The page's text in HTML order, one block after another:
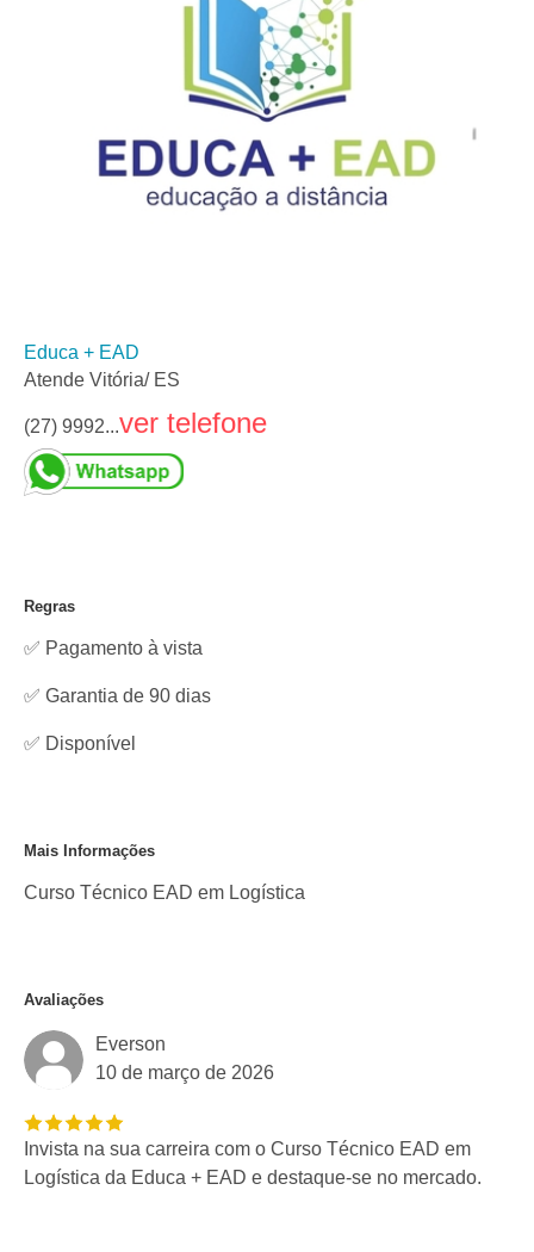
Educa + EAD
Atende Vitória/ ES
(27) 9992...ver telefone
Regras
✅ Pagamento à vista
✅ Garantia de 90 dias
✅ Disponível
Mais Informações
Curso Técnico EAD em Logística
Avaliações
Everson
10 de março de 2026
Invista na sua carreira com o Curso Técnico EAD em
Logística da Educa + EAD e destaque-se no mercado.